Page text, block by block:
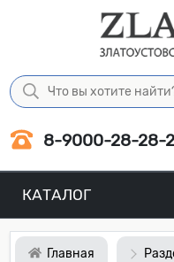
8-9000-28-28-
КАТАЛОГ
Главная